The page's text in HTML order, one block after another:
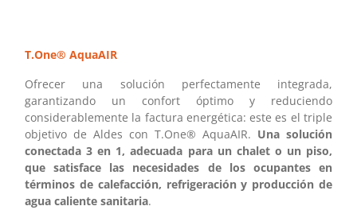
T.One® AquaAIR
Ofrecer una solución perfectamente integrada,
garantizando un confort óptimo y reduciendo
considerablemente la factura energética: este es el triple
objetivo de Aldes con T.One® AquaAIR. Una solución
conectada 3 en 1, adecuada para un chalet o un piso,
que satisface las necesidades de los ocupantes en
términos de calefacción, refrigeración y producción de
agua caliente sanitaria.